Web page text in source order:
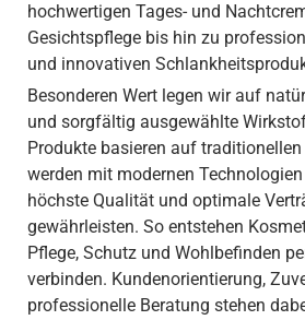
hochwertigen Tages- und
Gesichtspflege bis hin zu
und innovativen
Besonderen Wert legen wir auf
und sorgfältig ausgewählte
Produkte basieren auf traditionellen
werden mit modernen
höchste Qualität und optimale
gewährleisten. So entstehen
Pflege, Schutz und Wohlbefinden
verbinden. Kundenorientierung,
professionelle Beratung stehen